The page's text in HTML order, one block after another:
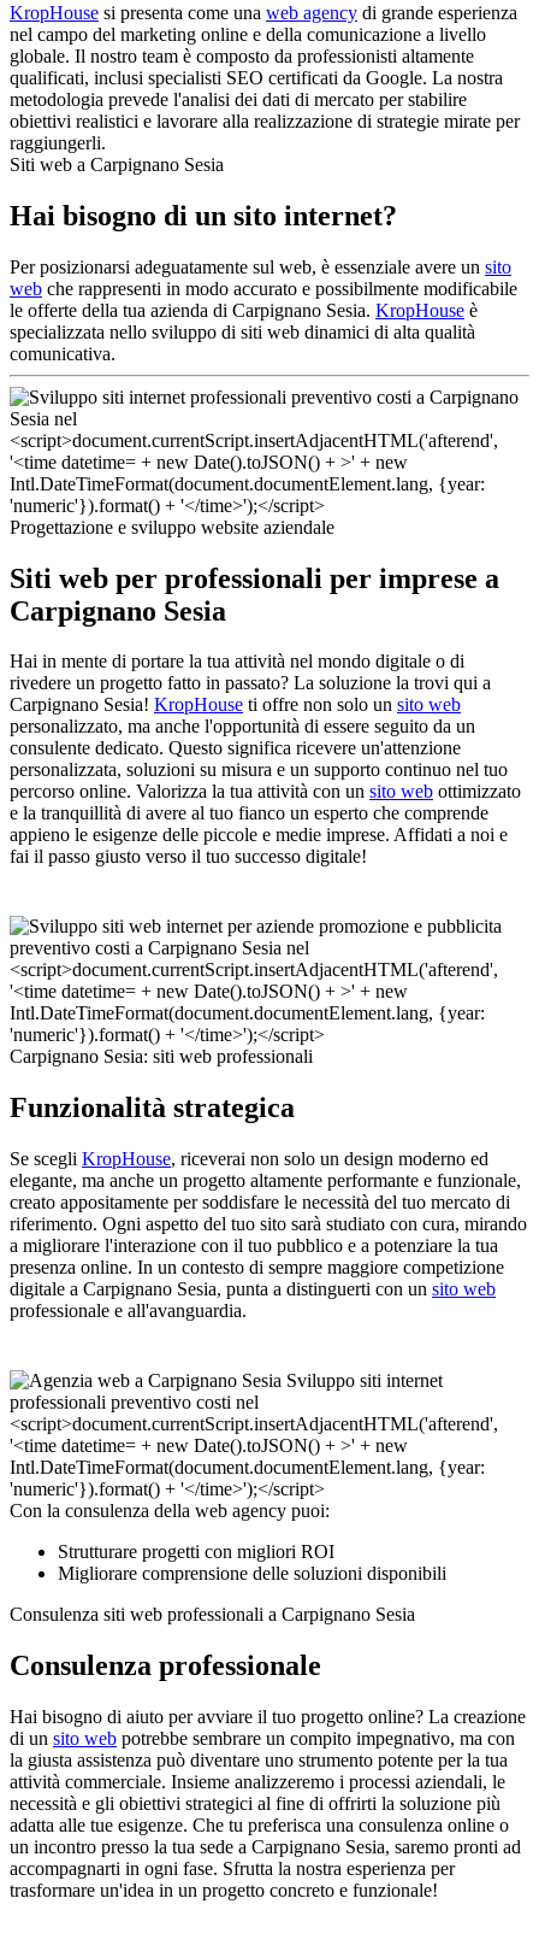
KropHouse si presenta come una web agency di grande esperienza
nel campo del marketing online e della comunicazione a livello
globale. Il nostro team è composto da professionisti altamente
qualificati, inclusi specialisti SEO certificati da Google. La nostra
metodologia prevede l'analisi dei dati di mercato per stabilire
obiettivi realistici e lavorare alla realizzazione di strategie mirate per
raggiungerli.
Siti web a Carpignano Sesia
Hai bisogno di un sito internet?
Per posizionarsi adeguatamente sul web, è essenziale avere un sito
web che rappresenti in modo accurato e possibilmente modificabile
le offerte della tua azienda di Carpignano Sesia. KropHouse è
specializzata nello sviluppo di siti web dinamici di alta qualità
comunicativa.
Progettazione e sviluppo website aziendale
Siti web per professionali per imprese a
Carpignano Sesia
Hai in mente di portare la tua attività nel mondo digitale o di
rivedere un progetto fatto in passato? La soluzione la trovi qui a
Carpignano Sesia! KropHouse ti offre non solo un sito web
personalizzato, ma anche l'opportunità di essere seguito da un
consulente dedicato. Questo significa ricevere un'attenzione
personalizzata, soluzioni su misura e un supporto continuo nel tuo
percorso online. Valorizza la tua attività con un sito web ottimizzato
e la tranquillità di avere al tuo fianco un esperto che comprende
appieno le esigenze delle piccole e medie imprese. Affidati a noi e
fai il passo giusto verso il tuo successo digitale!
Carpignano Sesia: siti web professionali
Funzionalità strategica
Se scegli KropHouse, riceverai non solo un design moderno ed
elegante, ma anche un progetto altamente performante e funzionale,
creato appositamente per soddisfare le necessità del tuo mercato di
riferimento. Ogni aspetto del tuo sito sarà studiato con cura, mirando
a migliorare l'interazione con il tuo pubblico e a potenziare la tua
presenza online. In un contesto di sempre maggiore competizione
digitale a Carpignano Sesia, punta a distinguerti con un sito web
professionale e all'avanguardia.
Con la consulenza della web agency puoi:
Strutturare progetti con migliori ROI
Migliorare comprensione delle soluzioni disponibili
Consulenza siti web professionali a Carpignano Sesia
Consulenza professionale
Hai bisogno di aiuto per avviare il tuo progetto online? La creazione
di un sito web potrebbe sembrare un compito impegnativo, ma con
la giusta assistenza può diventare uno strumento potente per la tua
attività commerciale. Insieme analizzeremo i processi aziendali, le
necessità e gli obiettivi strategici al fine di offrirti la soluzione più
adatta alle tue esigenze. Che tu preferisca una consulenza online o
un incontro presso la tua sede a Carpignano Sesia, saremo pronti ad
accompagnarti in ogni fase. Sfrutta la nostra esperienza per
trasformare un'idea in un progetto concreto e funzionale!